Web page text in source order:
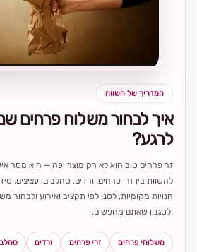
המדריך של השווה
איך לבחור משלוח פרחים
לרגע?
זר פרחים טוב הוא לא רק מוצר יפה — הוא מסר
להשוות בין זרי פרחים, ורדים, סחלבים, עציצים,
חנויות מקומיות, לסנן לפי תקציב ואירוע
ולסגנון שאתם מחפשים.
משלוחי פרחים זרי פרחים ורדים